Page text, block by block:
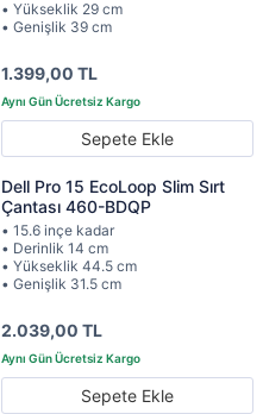
• Yükseklik 29 cm
• Genişlik 39 cm
1.399,00 TL
Sepete Ekle
Dell Pro 15 EcoLoop Slim Sırt
Çantası 460-BDQP
• 15.6 inçe kadar
• Derinlik 14 cm
• Yükseklik 44.5 cm
• Genişlik 31.5 cm
2.039,00 TL
Sepete Ekle